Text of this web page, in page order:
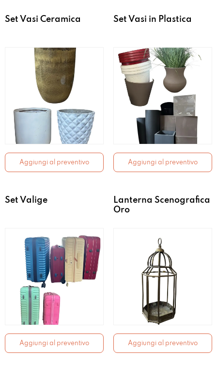
Set Vasi Ceramica
Aggiungi al preventivo
Set Vasi in Plastica
Aggiungi al preventivo
Set Valige
Aggiungi al preventivo
Lanterna Scenografica
Oro
Aggiungi al preventivo